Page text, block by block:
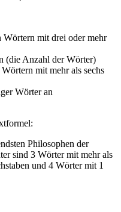
Wörtern mit drei oder mehr
(die Anzahl der Wörter)
mit mehr als sechs
Wörter an
Philosophen der
sind 3 Wörter mit mehr als
und 4 Wörter mit 1